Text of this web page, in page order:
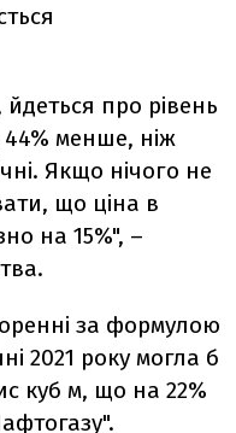
про рівень
44% менше, ніж
Якщо нічого не
що ціна в
на 15%", –
за формулою
2021 року могла б
куб м, що на 22%